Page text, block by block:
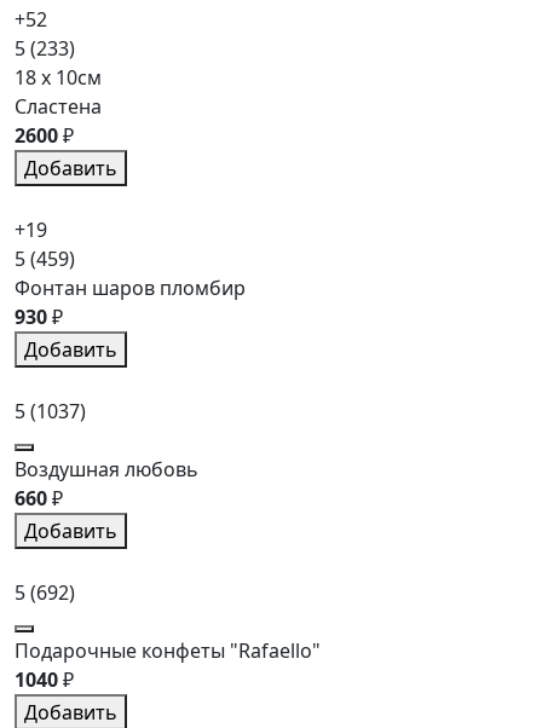
+52
5(233)
18 x 10см
Сластена
2600₽
Добавить
+19
5(459)
Фонтан шаров пломбир
930₽
Добавить
5(1037)
Воздушная любовь
660₽
Добавить
5(692)
Подарочные конфеты "Rafaello"
1040₽
Добавить